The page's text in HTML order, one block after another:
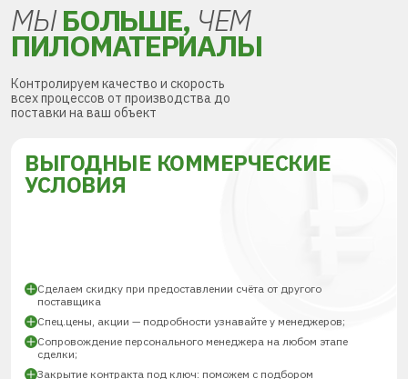
МЫБОЛЬШЕ, ЧЕМ
ПИЛОМАТЕРИАЛЫ
Контролируем качество и скорость
всех процессов от производства до
поставки на ваш объект
ВЫГОДНЫЕ КОММЕРЧЕСКИЕ
УСЛОВИЯ
Сделаем скидку при предоставлении счёта от другого
поставщика
Спец.цены, акции — подробности узнавайте у менеджеров;
Сопровождение персонального менеджера на любом этапе
сделки;
Закрытие контракта под ключ: поможем с подбором